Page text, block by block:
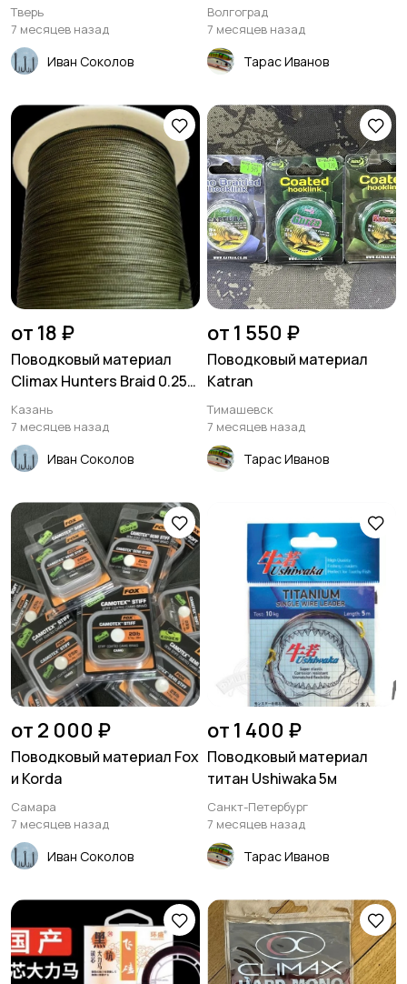
Тверь
7 месяцев назад
Иван Соколов
Волгоград
7 месяцев назад
Тарас Иванов
от 18 ₽
Поводковый материал
Climax Hunters Braid 0.25
мм
Казань
7 месяцев назад
Иван Соколов
от 1 550 ₽
Поводковый материал
Katran
Тимашевск
7 месяцев назад
Тарас Иванов
от 2 000 ₽
Поводковый материал Fox
и Korda
Самара
7 месяцев назад
Иван Соколов
от 1 400 ₽
Поводковый материал
титан Ushiwaka 5м
Санкт-Петербург
7 месяцев назад
Тарас Иванов